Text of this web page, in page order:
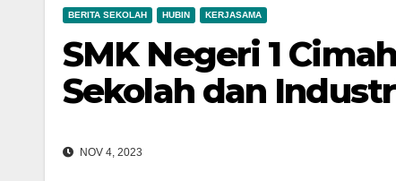
BERITA SEKOLAH HUBIN KERJASAMA
SMK Negeri 1
Sekolah dan
NOV 4, 2023